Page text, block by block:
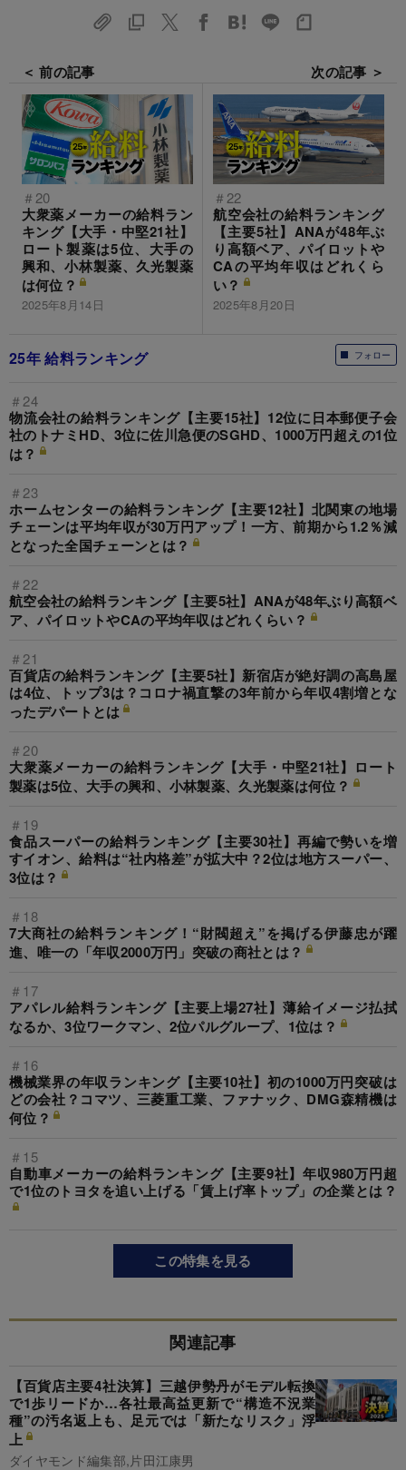
＜ 前の記事
＃20
大衆薬メーカーの給料ラン
キング【大手・中堅21社】
ロート製薬は5位、大手の
興和、小林製薬、久光製薬
は何位？
2025年8月14日
次の記事 ＞
＃22
航空会社の給料ランキング
【主要5社】ANAが48年ぶ
り高額ベア、パイロットや
CAの平均年収はどれくら
い？
2025年8月20日
フォロー
25年 給料ランキング
＃24
物流会社の給料ランキング【主要15社】12位に日本郵便子会
社のトナミHD、3位に佐川急便のSGHD、1000万円超えの1位
は？
＃23
ホームセンターの給料ランキング【主要12社】北関東の地場
チェーンは平均年収が30万円アップ！一方、前期から1.2％減
となった全国チェーンとは？
＃22
航空会社の給料ランキング【主要5社】ANAが48年ぶり高額ベ
ア、パイロットやCAの平均年収はどれくらい？
＃21
百貨店の給料ランキング【主要5社】新宿店が絶好調の高島屋
は4位、トップ3は？コロナ禍直撃の3年前から年収4割増とな
ったデパートとは
＃20
大衆薬メーカーの給料ランキング【大手・中堅21社】ロート
製薬は5位、大手の興和、小林製薬、久光製薬は何位？
＃19
食品スーパーの給料ランキング【主要30社】再編で勢いを増
すイオン、給料は“社内格差”が拡大中？2位は地方スーパー、
3位は？
＃18
7大商社の給料ランキング！“財閥超え”を掲げる伊藤忠が躍
進、唯一の「年収2000万円」突破の商社とは？
＃17
アパレル給料ランキング【主要上場27社】薄給イメージ払拭
なるか、3位ワークマン、2位パルグループ、1位は？
＃16
機械業界の年収ランキング【主要10社】初の1000万円突破は
どの会社？コマツ、三菱重工業、ファナック、DMG森精機は
何位？
＃15
自動車メーカーの給料ランキング【主要9社】年収980万円超
で1位のトヨタを追い上げる「賃上げ率トップ」の企業とは？
この特集を見る
関連記事
【百貨店主要4社決算】三越伊勢丹がモデル転換
で1歩リードか…各社最高益更新で“構造不況業
種”の汚名返上も、足元では「新たなリスク」浮
上
ダイヤモンド編集部,片田江康男